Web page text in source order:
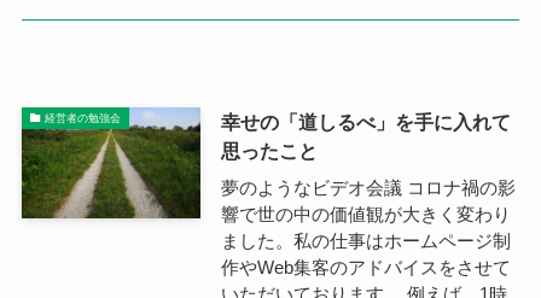
経営者の勉強会
幸せの「道しるべ」を手に入れて
思ったこと
夢のようなビデオ会議 コロナ禍の影
響で世の中の価値観が大きく変わり
ました。私の仕事はホームページ制
作やWeb集客のアドバイスをさせて
いただいております。 例えば、1時